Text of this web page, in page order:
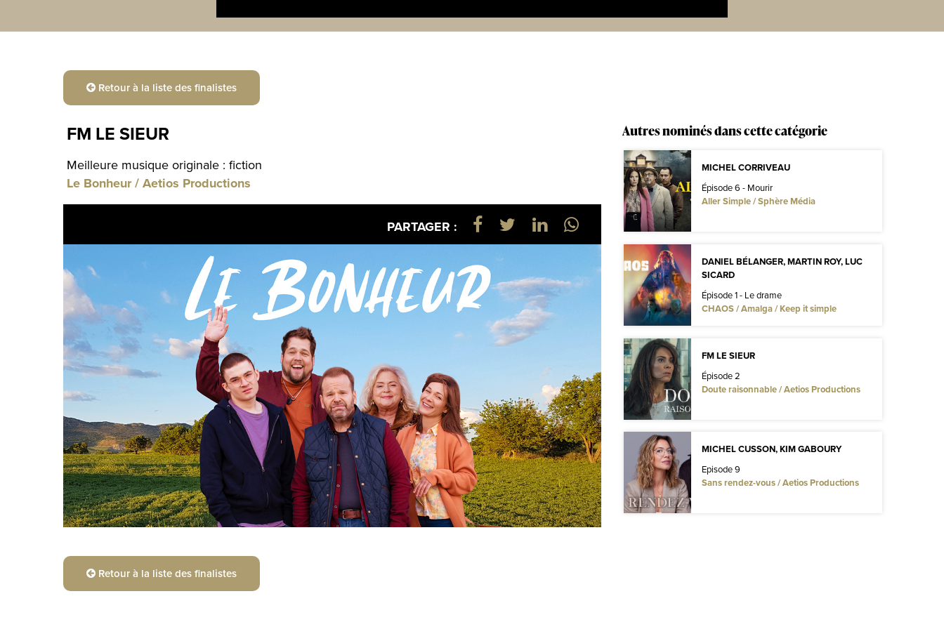
Retour à la liste des finalistes
FM LE SIEUR
Meilleure musique originale : fiction
Le Bonheur / Aetios Productions
PARTAGER :
Autres nominés dans cette catégorie
MICHEL CORRIVEAU
Épisode 6 - Mourir
Aller Simple / Sphère Média
DANIEL BÉLANGER, MARTIN ROY, LUC
SICARD
Épisode 1 - Le drame
CHAOS / Amalga / Keep it simple
FM LE SIEUR
Épisode 2
Doute raisonnable / Aetios Productions
MICHEL CUSSON, KIM GABOURY
Episode 9
Sans rendez-vous / Aetios Productions
Retour à la liste des finalistes